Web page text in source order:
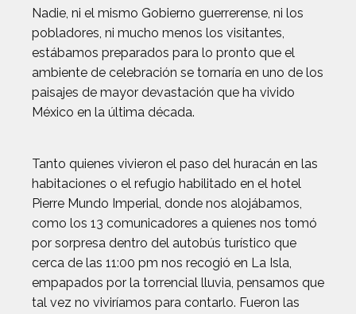
Nadie, ni el mismo Gobierno guerrerense, ni los
pobladores, ni mucho menos los visitantes,
estábamos preparados para lo pronto que el
ambiente de celebración se tornaría en uno de los
paisajes de mayor devastación que ha vivido
México en la última década.
Tanto quienes vivieron el paso del huracán en las
habitaciones o el refugio habilitado en el hotel
Pierre Mundo Imperial, donde nos alojábamos,
como los 13 comunicadores a quienes nos tomó
por sorpresa dentro del autobús turístico que
cerca de las 11:00 pm nos recogió en La Isla,
empapados por la torrencial lluvia, pensamos que
tal vez no viviríamos para contarlo. Fueron las